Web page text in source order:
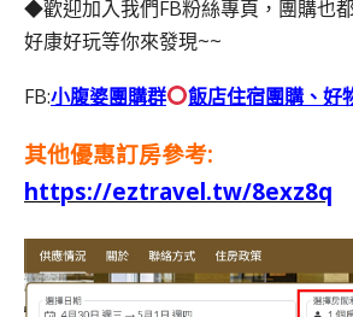
◆歡迎加入我們FB粉絲專頁，團購也
好康好玩等你來發現~~
FB:小腹婆團購群 飯店住宿團購、好
其他優惠訂房參考:
https://eztravel.tw/8exz8q